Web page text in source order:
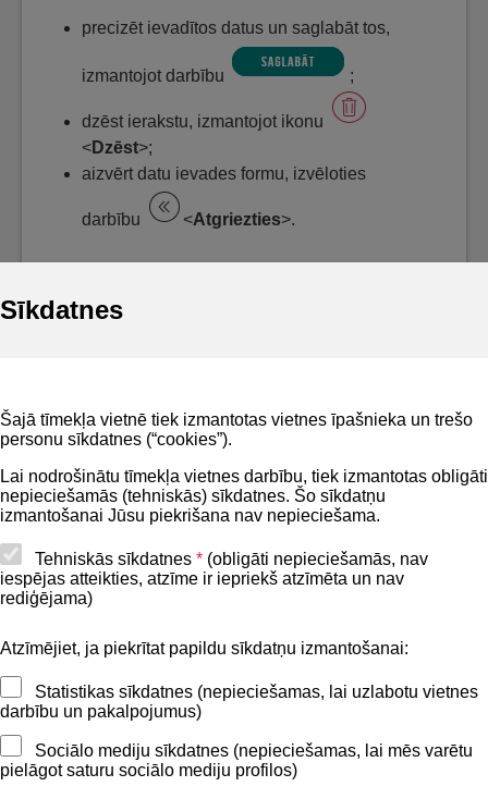
Sīkdatnes
Šajā tīmekļa vietnē tiek izmantotas vietnes īpašnieka un trešo
personu sīkdatnes (“cookies”).
Lai nodrošinātu tīmekļa vietnes darbību, tiek izmantotas obligāti
nepieciešamās (tehniskās) sīkdatnes. Šo sīkdatņu
izmantošanai Jūsu piekrišana nav nepieciešama.
Tehniskās sīkdatnes * (obligāti nepieciešamās, nav
iespējas atteikties, atzīme ir iepriekš atzīmēta un nav
rediģējama)
Atzīmējiet, ja piekrītat papildu sīkdatņu izmantošanai:
Statistikas sīkdatnes (nepieciešamas, lai uzlabotu vietnes
darbību un pakalpojumus)
Sociālo mediju sīkdatnes (nepieciešamas, lai mēs varētu
pielāgot saturu sociālo mediju profilos)
precizēt ievadītos datus un saglabāt tos,
izmantojot darbību ;
dzēst ierakstu, izmantojot ikonu
<Dzēst>;
aizvērt datu ievades formu, izvēloties
darbību <Atgriezties>.
Privātuma politika
Lapas karte
Piekļūstamības paziņojums
Kontakti
BIS atbalsta dienesta tālrunis:
Sekojiet mums